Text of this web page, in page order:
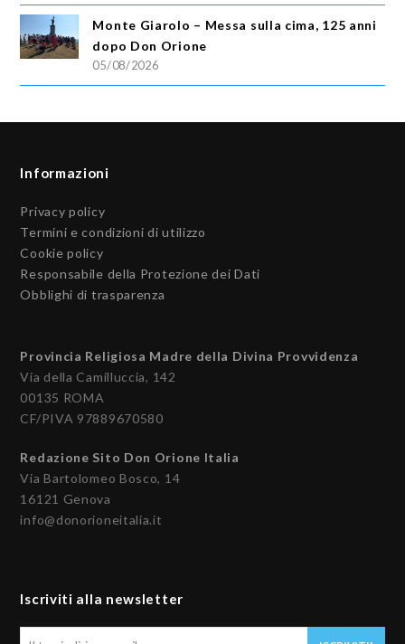
Monte Giarolo – Messa sulla cima, 125 anni
dopo Don Orione
05/08/2026
Informazioni
Privacy policy
Termini e condizioni di utilizzo
Cookie policy
Responsabile della Protezione dei Dati
Obblighi di trasparenza
Provincia Religiosa Madre della Divina Provvidenza
Via della Camilluccia, 142
00135 ROMA
CF/PIVA 97889670580
Redazione Sito Don Orione Italia
Via Bartolomeo Bosco, 14
16121 Genova
info@donorioneitalia.it
Iscriviti alla newsletter